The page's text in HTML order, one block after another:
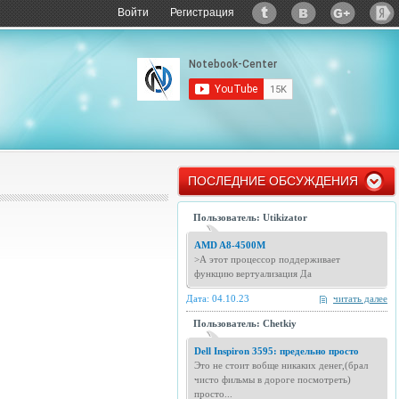
Войти Регистрация
ПОСЛЕДНИЕ ОБСУЖДЕНИЯ
Пользователь: Utikizator
AMD A8-4500M
>А этот процессор поддерживает
функцию вертуализация Да
читать далее
Дата: 04.10.23
Пользователь: Chetkiy
Dell Inspiron 3595: предельно просто
Это не стоит вобще никаких денег,(брал
чисто фильмы в дороге посмотреть)
просто...